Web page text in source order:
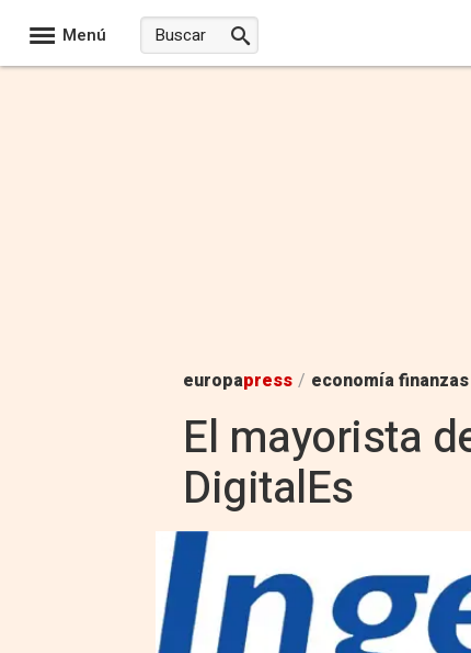
Menú
europapress / economía finanzas
El mayorista
DigitalEs